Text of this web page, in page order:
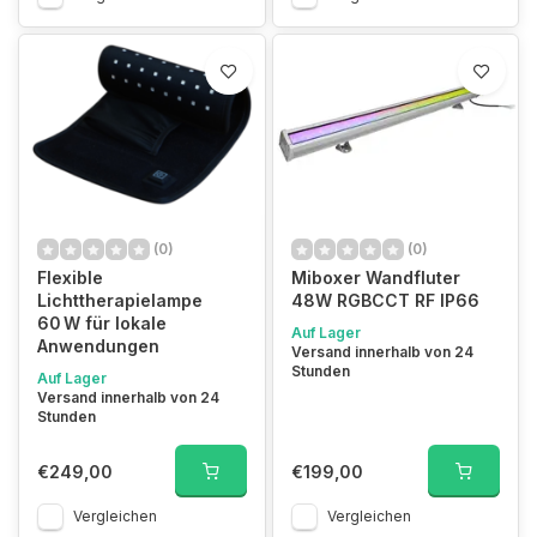
(0)
Flexible
Lichttherapielampe
60 W für lokale
Anwendungen
Auf Lager
Versand innerhalb von 24
Stunden
€249,00
Vergleichen
(0)
Miboxer Wandfluter
48W RGBCCT RF IP66
Auf Lager
Versand innerhalb von 24
Stunden
€199,00
Vergleichen